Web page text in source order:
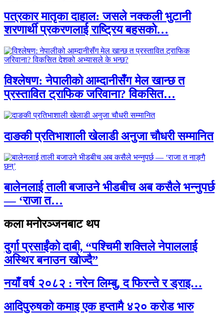
पत्रकार मातृका दाहाल: जसले नक्कली भुटानी
शरणार्थी प्रकरणलाई राष्ट्रिय बहसको…
विश्लेषण: नेपालीको आम्दानीसँग मेल खान्छ त
प्रस्तावित ट्राफिक जरिवाना? विकसित…
दाङकी प्रतिभाशाली खेलाडी अनुजा चौधरी सम्मानित
बालेनलाई ताली बजाउने भीडबीच अब कसैले भन्नुपर्छ
— ‘राजा त…
कला मनोरञ्जनबाट थप
दुर्गा प्रसाईंको दाबी, “पश्चिमी शक्तिले नेपाललाई
अस्थिर बनाउन खोज्दै”
नयाँ वर्ष २०८२ : नरेन लिम्बु, द फिरन्ते र ड्राइ…
आदिपुरुषको कमाइ एक हप्तामै ४२० करोड भारु